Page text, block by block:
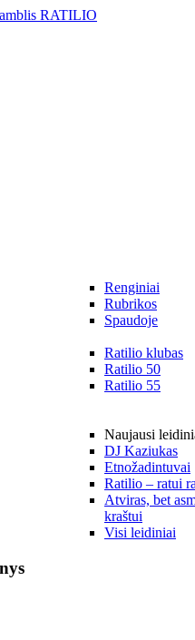
Renginiai
Rubrikos
Spaudoje
Ratilio klubas
Ratilio 50
Ratilio 55
Naujausi
DJ Kaziukas
Etnožadintuvai
Ratilio – ratui
Atviras, bet
kraštui
Visi leidiniai